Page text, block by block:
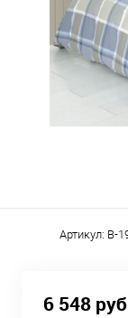
Артикул: B-
6 548